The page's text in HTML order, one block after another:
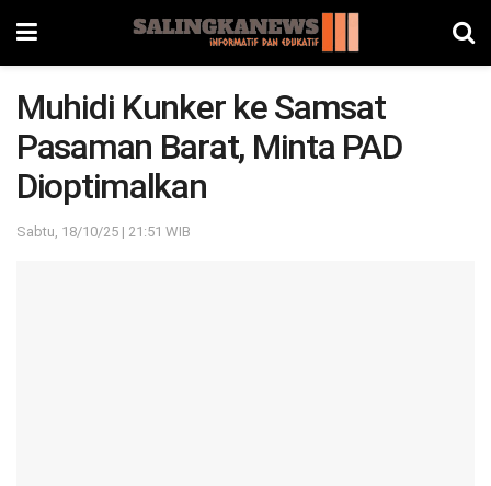
Muhidi Kunker ke Samsat
Pasaman Barat, Minta PAD
Dioptimalkan
Sabtu, 18/10/25 | 21:51 WIB